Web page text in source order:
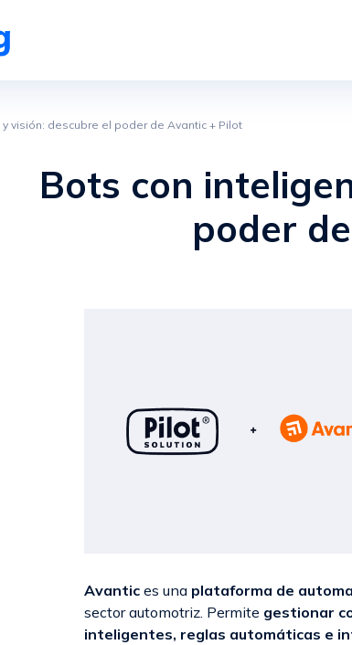
visión: descubre el poder de Avantic + Pilot
Bots con
poder
Avantic es una plataforma de
sector automotriz. Permite gestionar
inteligentes, reglas automáticas e